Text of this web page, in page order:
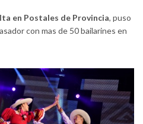
en Postales de Provincia, puso
con mas de 50 bailarines en